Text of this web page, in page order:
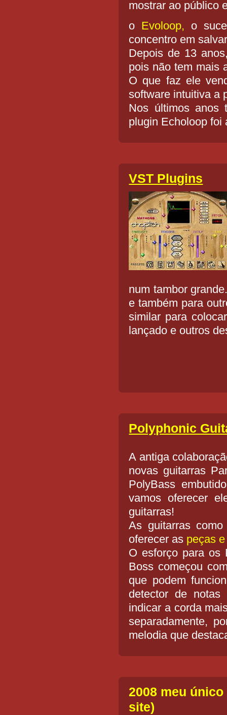
mostrar ao público
o Evoloop, o
concentro em
Depois de 13
pois não tem mais
O que faz ele
software intuitiva a
Nos últimos anos
plugin Echoloop foi
VST Plugins
num tambor
e também para
similar para
lançado e outros
Polyphonic
A antiga
novas guitarras
PolyBass
vamos oferecer
guitarras!
As guitarras
oferecer as peças
O esforço para os
Boss começou
que podem
detector de notas
indicar a corda
separadamente,
melodia que
2008 meu
site)